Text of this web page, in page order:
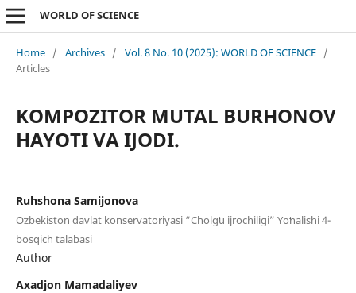
WORLD OF SCIENCE
Home / Archives / Vol. 8 No. 10 (2025): WORLD OF SCIENCE /
Articles
KOMPOZITOR MUTAL BURHONOV
HAYOTI VA IJODI.
Ruhshona Samijonova
Oʻzbekiston davlat konservatoriyasi “Cholgʻu ijrochiligi” Yoʻnalishi 4-
bosqich talabasi
Author
Axadjon Mamadaliyev